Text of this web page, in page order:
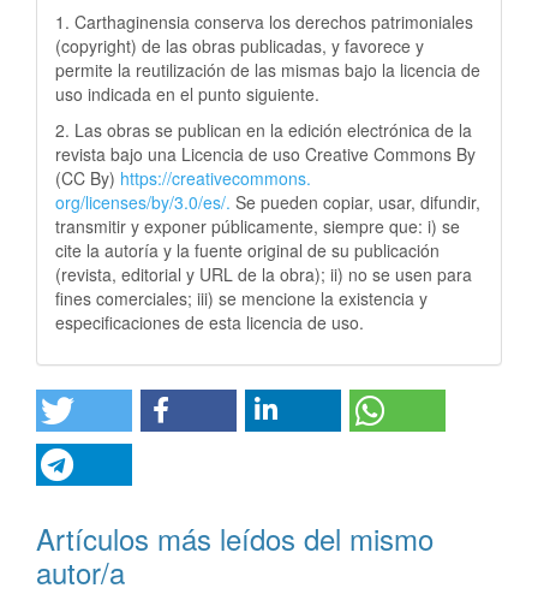
1. Carthaginensia conserva los derechos patrimoniales
(copyright) de las obras publicadas, y favorece y
permite la reutilización de las mismas bajo la licencia de
uso indicada en el punto siguiente.
2. Las obras se publican en la edición electrónica de la
revista bajo una Licencia de uso Creative Commons By
(CC By) https://creativecommons.
org/licenses/by/3.0/es/. Se pueden copiar, usar, difundir,
transmitir y exponer públicamente, siempre que: i) se
cite la autoría y la fuente original de su publicación
(revista, editorial y URL de la obra); ii) no se usen para
fines comerciales; iii) se mencione la existencia y
especificaciones de esta licencia de uso.
Artículos más leídos del mismo
autor/a